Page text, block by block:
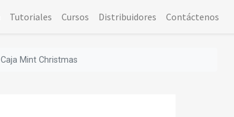
Tutoriales Cursos Distribuidores Contáctenos
Caja Mint Christmas